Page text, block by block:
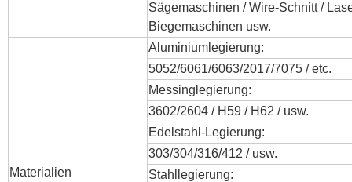
Sägemaschinen / Wire-Schnitt /
Biegemaschinen usw.
Materialien
Aluminiumlegierung:
5052/6061/6063/2017/7075 / etc.
Messinglegierung:
3602/2604 / H59 / H62 / usw.
Edelstahl-Legierung:
303/304/316/412 / usw.
Stahllegierung: